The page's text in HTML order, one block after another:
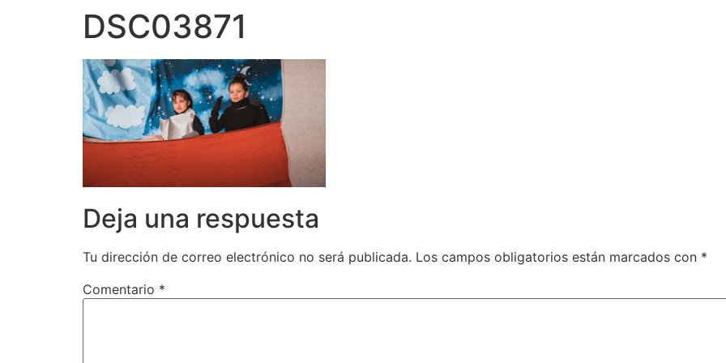
DSC03871
Deja una respuesta
Tu dirección de correo electrónico no será publicada. Los campos obligatorios están marcados con *
Comentario *